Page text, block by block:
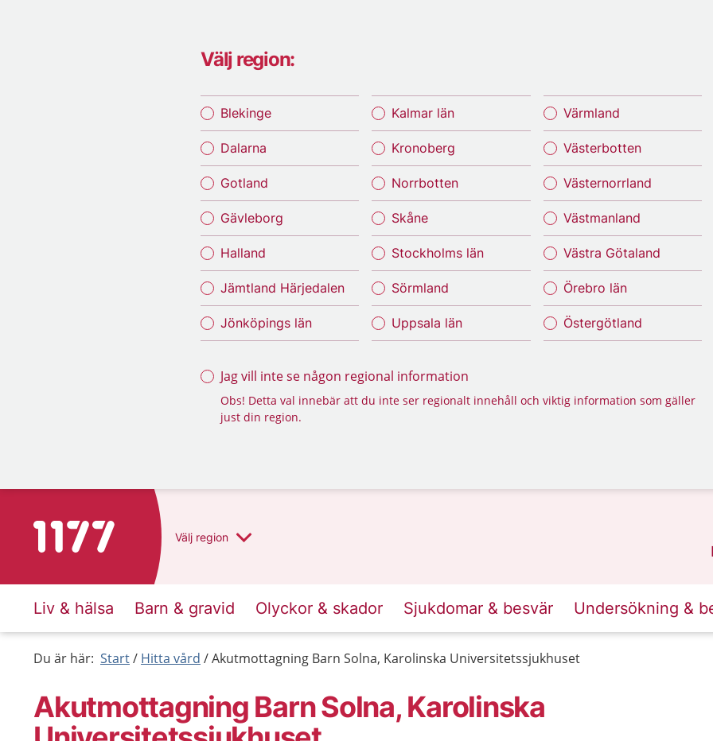
Välj region:
Blekinge
Dalarna
Gotland
Gävleborg
Halland
Jämtland Härjedalen
Jönköpings län
Kalmar län
Kronoberg
Norrbotten
Skåne
Stockholms län
Sörmland
Uppsala län
Värmland
Västerbotten
Västernorrland
Västmanland
Västra Götaland
Örebro län
Östergötland
Jag vill inte se någon regional information
Obs! Detta val innebär att du inte ser regionalt innehåll och viktig information som gäller
just din region.
Till startsidan för 1177 Välj region
Liv & hälsa Barn & gravid Olyckor & skador Sjukdomar & besvär Undersökning &
Du är här: Start Hitta vård Akutmottagning Barn Solna, Karolinska Universitetssjukhuset
Akutmottagning Barn Solna, Karolinska